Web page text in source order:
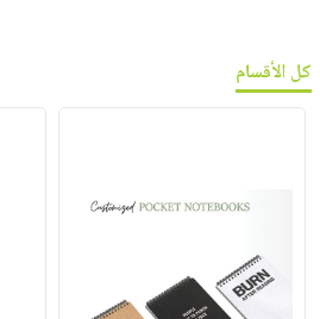
كل الأقسام